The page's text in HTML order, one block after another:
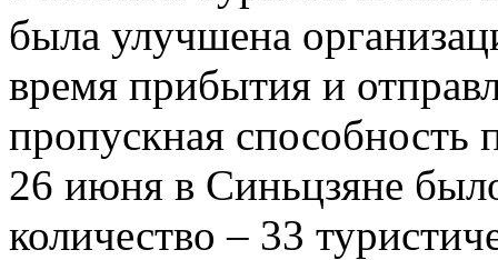
была улучшена
время прибытия и
пропускная способность
26 июня в Синьцзяне
количество – 33